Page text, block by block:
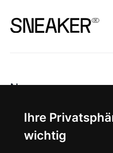
Ihre
wichtig
News
About
Instagram